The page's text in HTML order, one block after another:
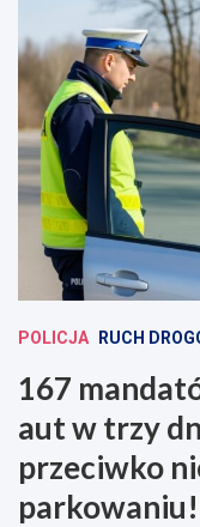
POLICJA RUCH
167
aut w trzy
przeciwko
parkowaniu!